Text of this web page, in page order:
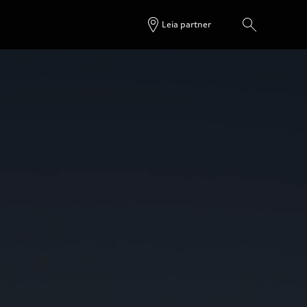
Leia partner